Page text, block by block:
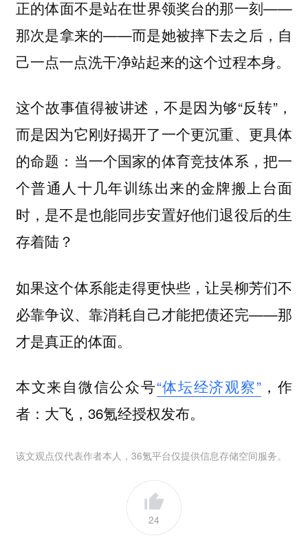
正的体面不是站在世界领奖台的那一刻——
那次是拿来的——而是她被摔下去之后，自
己一点一点洗干净站起来的这个过程本身。
这个故事值得被讲述，不是因为够“反转”，
而是因为它刚好揭开了一个更沉重、更具体
的命题：当一个国家的体育竞技体系，把一
个普通人十几年训练出来的金牌搬上台面
时，是不是也能同步安置好他们退役后的生
存着陆？
如果这个体系能走得更快些，让吴柳芳们不
必靠争议、靠消耗自己才能把债还完——那
才是真正的体面。
本文来自微信公众号“体坛经济观察”，作
者：大飞，36氪经授权发布。
该文观点仅代表作者本人，36氪平台仅提供信息存储空间服务。
24